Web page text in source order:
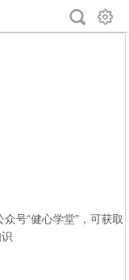
号“健心学堂”，可获取